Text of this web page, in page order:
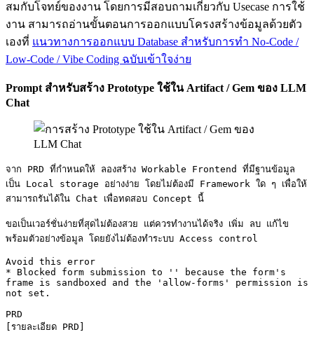
สมกับโจทย์ของงาน โดยการมีสอบถามเกี่ยวกับ Usecase การใช้
งาน สามารถอ่านขั้นตอนการออกแบบโครงสร้างข้อมูลด้วยตัว
เองที่ แนวทางการออกแบบ Database สำหรับการทำ No-Code /
Low-Code / Vibe Coding ฉบับเข้าใจง่าย
Prompt สำหรับสร้าง Prototype ใช้ใน Artifact / Gem ของ LLM
Chat
จาก PRD ที่กำหนดให้ ลองสร้าง Workable Frontend ที่มีฐานข้อมูล
เป็น Local storage อย่างง่าย โดยไม่ต้องมี Framework ใด ๆ เพื่อให้
สามารถรันได้ใน Chat เพื่อทดสอบ Concept นี้
ขอเป็นเวอร์ชั่นง่ายที่สุดไม่ต้องสวย แต่ควรทำงานได้จริง เพิ่ม ลบ แก้ไข
พร้อมตัวอย่างข้อมูล โดยยังไม่ต้องทำระบบ Access control
Avoid this error
* Blocked form submission to '' because the form's
frame is sandboxed and the 'allow-forms' permission is
not set.
PRD
[รายละเอียด PRD]